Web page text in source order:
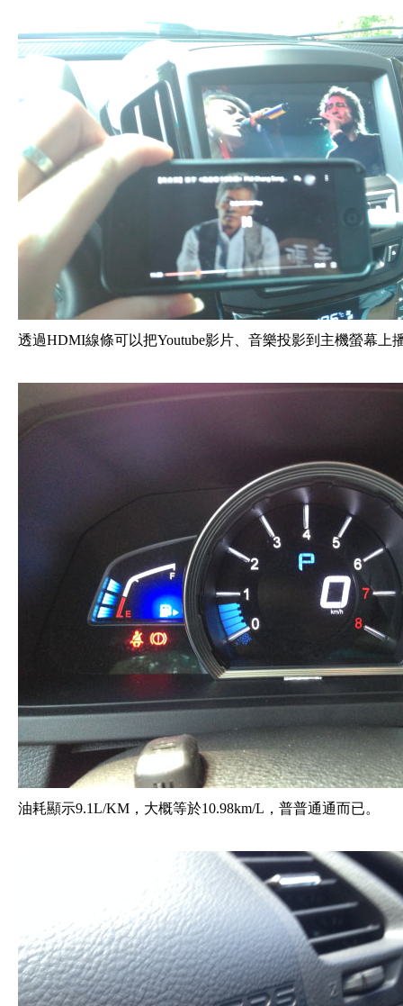
透過HDMI線條可以把Youtube影片、音樂投影到主機螢幕上
油耗顯示9.1L/KM，大概等於10.98km/L，普普通通而已。